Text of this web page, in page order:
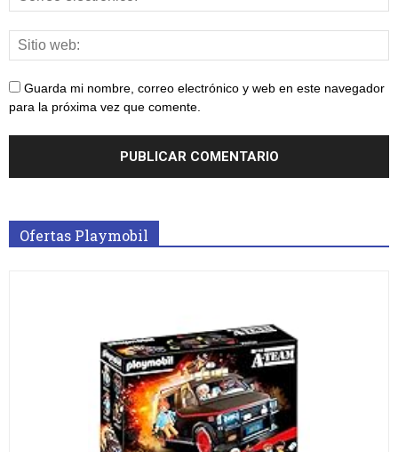
Guarda mi nombre, correo electrónico y web en este navegador
para la próxima vez que comente.
Ofertas Playmobil